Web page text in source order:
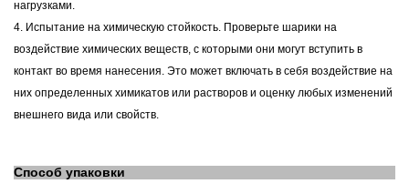
нагрузками.
4. Испытание на химическую стойкость. Проверьте шарики на
воздействие химических веществ, с которыми они могут вступить в
контакт во время нанесения. Это может включать в себя воздействие на
них определенных химикатов или растворов и оценку любых изменений
внешнего вида или свойств.
Способ упаковки